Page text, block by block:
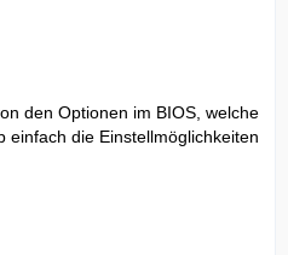
den Optionen im BIOS, welche
einfach die Einstellmöglichkeiten